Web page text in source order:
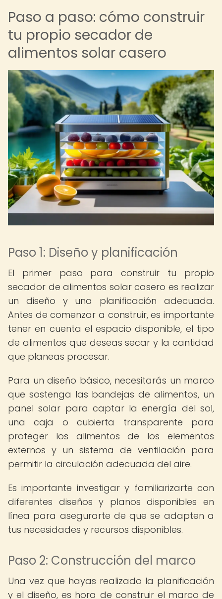
Paso a paso: cómo construir
tu propio secador de
alimentos solar casero
Paso 1: Diseño y planificación
El primer paso para construir tu propio
secador de alimentos solar casero es realizar
un diseño y una planificación adecuada.
Antes de comenzar a construir, es importante
tener en cuenta el espacio disponible, el tipo
de alimentos que deseas secar y la cantidad
que planeas procesar.
Para un diseño básico, necesitarás un marco
que sostenga las bandejas de alimentos, un
panel solar para captar la energía del sol,
una caja o cubierta transparente para
proteger los alimentos de los elementos
externos y un sistema de ventilación para
permitir la circulación adecuada del aire.
Es importante investigar y familiarizarte con
diferentes diseños y planos disponibles en
línea para asegurarte de que se adapten a
tus necesidades y recursos disponibles.
Paso 2: Construcción del marco
Una vez que hayas realizado la planificación
y el diseño, es hora de construir el marco de